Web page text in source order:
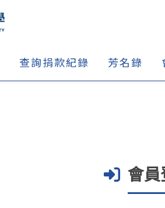
查詢捐款紀錄 芳名錄
會